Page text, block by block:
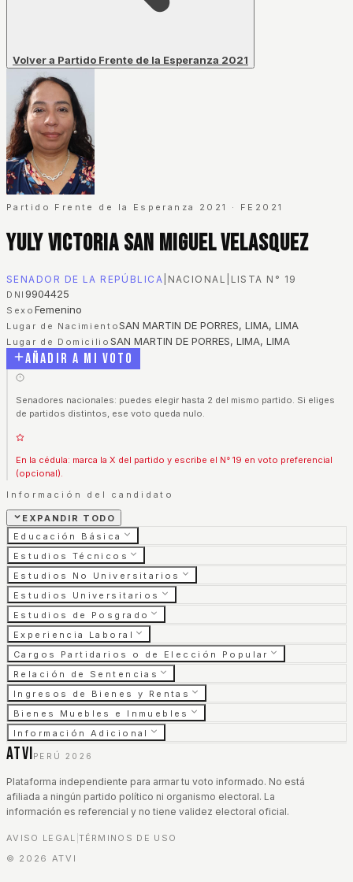
Volver a Partido Frente de la Esperanza 2021
Partido Frente de la Esperanza 2021 · FE2021
Yuly Victoria San Miguel Velasquez
SENADOR DE LA REPÚBLICA NACIONAL LISTA N° 19
DNI 9904425
Sexo Femenino
Lugar de NacimientoSAN MARTIN DE PORRES, LIMA, LIMA
Lugar de Domicilio SAN MARTIN DE PORRES, LIMA, LIMA
Añadir a mi voto
Senadores nacionales: puedes elegir hasta 2 del mismo partido. Si eliges
de partidos distintos, ese voto queda nulo.
En la cédula: marca la X del partido y escribe el N° 19 en voto preferencial
(opcional).
Información del candidato
EXPANDIR TODO
Educación Básica
Estudios Técnicos
Estudios No Universitarios
Estudios Universitarios
Estudios de Posgrado
Experiencia Laboral
Cargos Partidarios o de Elección Popular
Relación de Sentencias
Ingresos de Bienes y Rentas
Bienes Muebles e Inmuebles
Información Adicional
ATVI PERÚ 2026
Plataforma independiente para armar tu voto informado. No está
afiliada a ningún partido político ni organismo electoral. La
información es referencial y no tiene validez electoral oficial.
AVISO LEGAL TÉRMINOS DE USO
© 2026 ATVI